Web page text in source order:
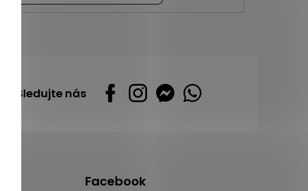
Sledujte nás
Facebook